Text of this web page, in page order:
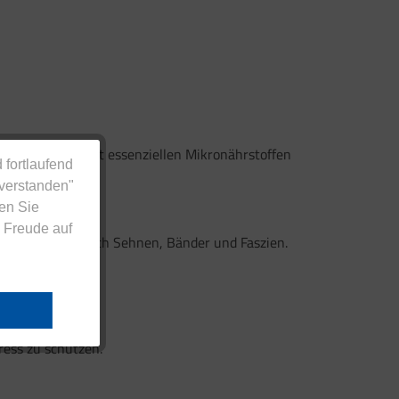
fortlaufend
Sie
auf
Versorgung mit essenziellen Mikronährstoffen
zählen auch Sehnen, Bänder und Faszien.
zu schützen.